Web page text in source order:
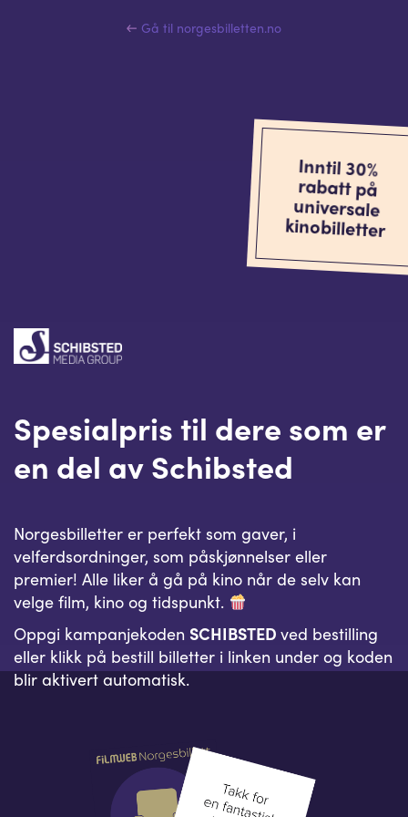
Gå til norgesbilletten.no
Inntil 30%
rabatt på
universale
kinobilletter
Spesialpris til dere som er
en del av Schibsted
Norgesbilletter er perfekt som gaver, i
velferdsordninger, som påskjønnelser eller
premier! Alle liker å gå på kino når de selv kan
velge film, kino og tidspunkt.
Oppgi kampanjekoden SCHIBSTED ved bestilling
eller klikk på bestill billetter i linken under og koden
blir aktivert automatisk.